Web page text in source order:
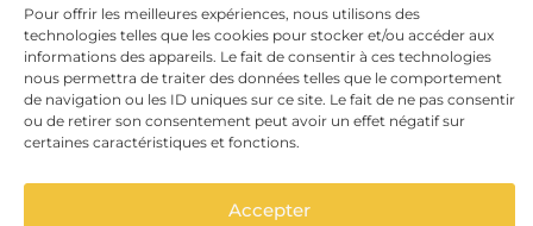
Pour offrir les meilleures expériences, nous utilisons des
technologies telles que les cookies pour stocker et/ou accéder aux
informations des appareils. Le fait de consentir à ces technologies
nous permettra de traiter des données telles que le comportement
de navigation ou les ID uniques sur ce site. Le fait de ne pas consentir
ou de retirer son consentement peut avoir un effet négatif sur
certaines caractéristiques et fonctions.
Accepter
PAYMENT METHODS